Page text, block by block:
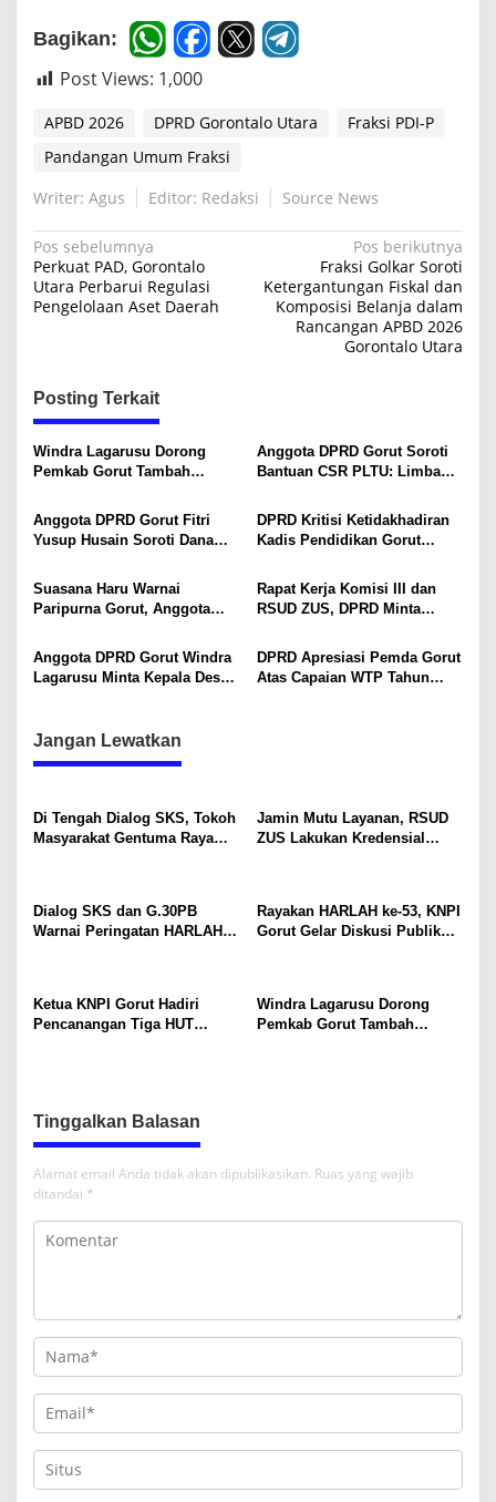
Bagikan:
Post Views: 1,000
APBD 2026 DPRD Gorontalo Utara
Fraksi PDI-P
Pandangan Umum Fraksi
Writer: Agus
Editor: Redaksi Source News
N
a
v
a
s
i
o
Pos sebelumnya
Perkuat PAD, Gorontalo
Utara Perbarui Regulasi
Pengelolaan Aset Daerah
Pos berikutnya
Fraksi Golkar Soroti
Ketergantungan Fiskal dan
Komposisi Belanja dalam
Rancangan APBD 2026
Gorontalo Utara
Posting Terkait
Windra Lagarusu Dorong
Pemkab Gorut Tambah
Langkah Strategis Perkuat
Fiskal Daerah
Anggota DPRD Gorut Soroti
Bantuan CSR PLTU: Limbah
Kesehatan Warga Terancam
Anggota DPRD Gorut Fitri
Yusup Husain Soroti Dana
Terserap: Kita Tidak Punya
Bank Data
DPRD Kritisi Ketidakhadiran
Kadis Pendidikan Gorut
Pungli dan Kekerasan di SD
Suasana Haru Warnai
Paripurna Gorut, Anggota
Doakan Rachmat Gobel
Rapat Kerja Komisi III dan
RSUD ZUS, DPRD Minta
Hingga Fasilitas
Anggota DPRD Gorut Windra
Lagarusu Minta Kepala Desa
dalam Hajatan
DPRD Apresiasi Pemda Gorut
Atas Capaian WTP Tahun
Jangan Lewatkan
Di Tengah Dialog SKS, Tokoh
Masyarakat Gentuma Raya
Jamin Mutu Layanan, RSUD
ZUS Lakukan Kredensial
Dialog SKS dan G.30PB
Warnai Peringatan HARLAH
Rayakan HARLAH ke-53, KNPI
Gorut Gelar Diskusi Publik
Ketua KNPI Gorut Hadiri
Pencanangan Tiga HUT
Windra Lagarusu Dorong
Pemkab Gorut Tambah
Tinggalkan Balasan
Alamat email Anda tidak akan dipublikasikan. Ruas yang wajib
ditandai *